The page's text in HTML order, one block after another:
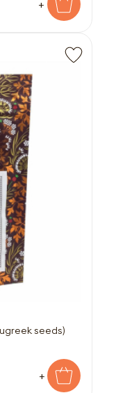
+
seeds)
+